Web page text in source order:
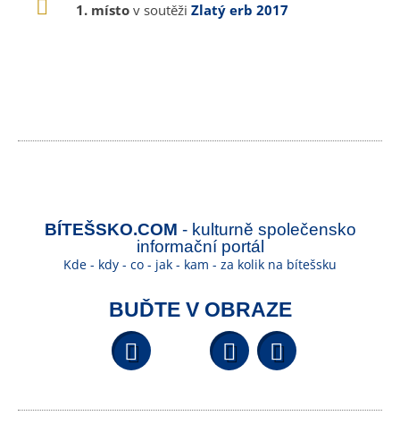
1. místo v soutěži Zlatý erb 2017
BÍTEŠSKO.COM - kulturně společensko
informační portál
Kde - kdy - co - jak - kam - za kolik na bítešsku
BUĎTE V OBRAZE
Facebook YouTube